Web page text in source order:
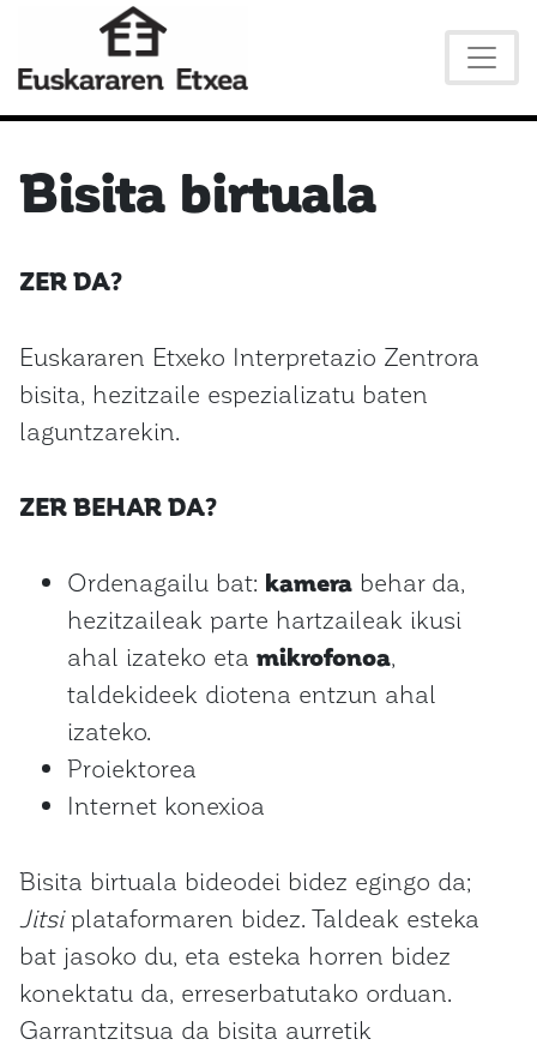
Bisita birtuala
ZER DA?
Euskararen Etxeko Interpretazio Zentrora
bisita, hezitzaile espezializatu baten
laguntzarekin.
ZER BEHAR DA?
Ordenagailu bat: kamera behar da,
hezitzaileak parte hartzaileak ikusi
ahal izateko eta mikrofonoa
taldekideek diotena entzun ahal
izateko.
Proiektorea
Internet konexioa
Bisita birtuala bideodei bidez egingo da;
Jitsiplataformaren bidez. Taldeak esteka
bat jasoko du, eta esteka horren bidez
konektatu da, erreserbatutako orduan.
Garrantzitsua da bisita aurretik